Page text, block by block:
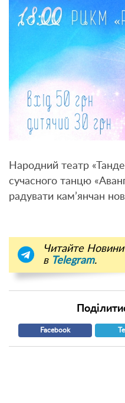
Народний театр
сучасного танцю
радувати кам’янчан
Читайте
в Telegram.
Facebook